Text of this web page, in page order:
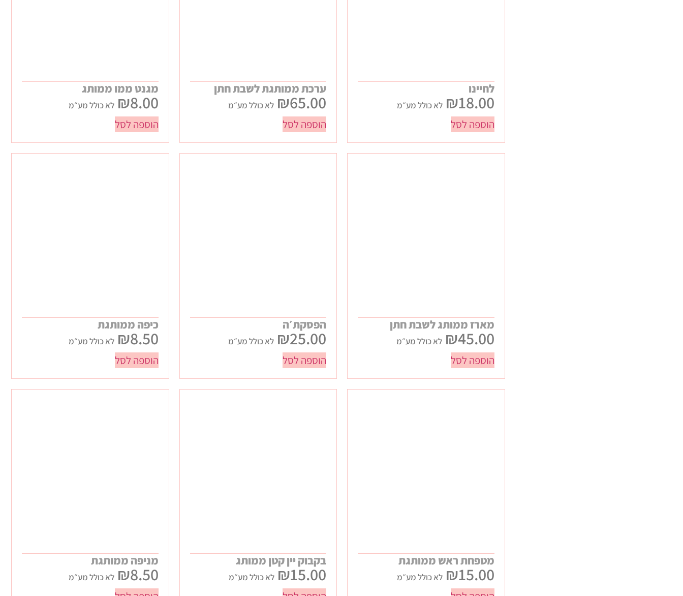
לחיינו
₪18.00 לא כולל מע״מ
הוספה לסל
ערכת ממותגת לשבת חתן
₪65.00 לא כולל מע״מ
הוספה לסל
מגנט ממו ממותג
₪8.00 לא כולל מע״מ
הוספה לסל
מארז ממותג לשבת חתן
₪45.00 לא כולל מע״מ
הוספה לסל
הפסקת׳ה
₪25.00 לא כולל מע״מ
הוספה לסל
כיפה ממותגת
₪8.50 לא כולל מע״מ
הוספה לסל
מטפחת ראש ממותגת
₪15.00 לא כולל מע״מ
בקבוק יין קטן ממותג
₪15.00 לא כולל מע״מ
מניפה ממותגת
₪8.50 לא כולל מע״מ